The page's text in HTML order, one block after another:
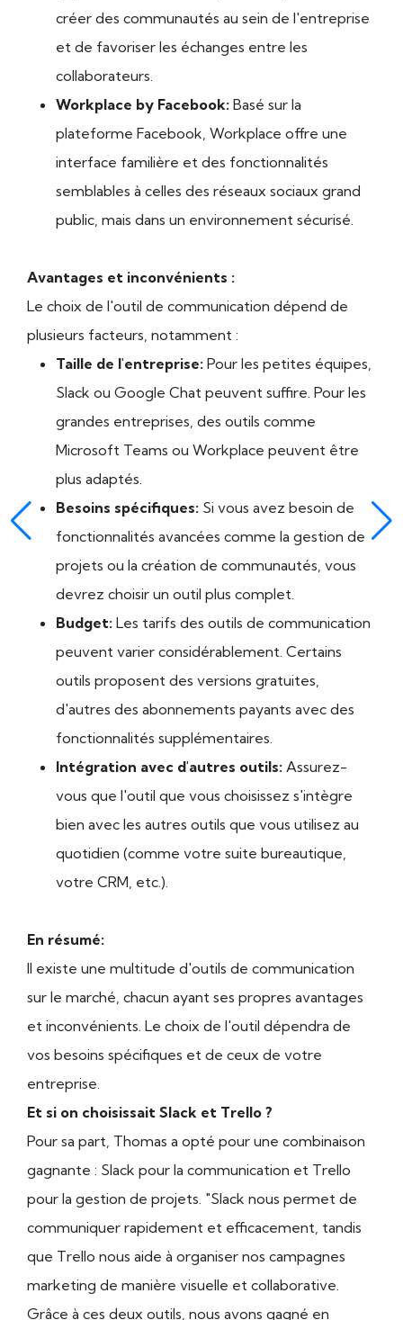
créer des communautés au sein de l'entreprise
et de favoriser les échanges entre les
collaborateurs.
Workplace by Facebook: Basé sur la
plateforme Facebook, Workplace offre une
interface familière et des fonctionnalités
semblables à celles des réseaux sociaux grand
public, mais dans un environnement sécurisé.
Avantages et inconvénients :
Le choix de l'outil de communication dépend de
plusieurs facteurs, notamment :
Taille de l'entreprise: Pour les petites équipes,
Slack ou Google Chat peuvent suffire. Pour les
grandes entreprises, des outils comme
Microsoft Teams ou Workplace peuvent être
plus adaptés.
Besoins spécifiques: Si vous avez besoin de
fonctionnalités avancées comme la gestion de
projets ou la création de communautés, vous
devrez choisir un outil plus complet.
Budget: Les tarifs des outils de communication
peuvent varier considérablement. Certains
outils proposent des versions gratuites,
d'autres des abonnements payants avec des
fonctionnalités supplémentaires.
Intégration avec d'autres outils: Assurez-
vous que l'outil que vous choisissez s'intègre
bien avec les autres outils que vous utilisez au
quotidien (comme votre suite bureautique,
votre CRM, etc.).
En résumé:
Il existe une multitude d'outils de communication
sur le marché, chacun ayant ses propres avantages
et inconvénients. Le choix de l'outil dépendra de
vos besoins spécifiques et de ceux de votre
entreprise.
Et si on choisissait Slack et Trello ?
Pour sa part, Thomas a opté pour une combinaison
gagnante : Slack pour la communication et Trello
pour la gestion de projets. "Slack nous permet de
communiquer rapidement et efficacement, tandis
que Trello nous aide à organiser nos campagnes
marketing de manière visuelle et collaborative.
Grâce à ces deux outils, nous avons gagné en